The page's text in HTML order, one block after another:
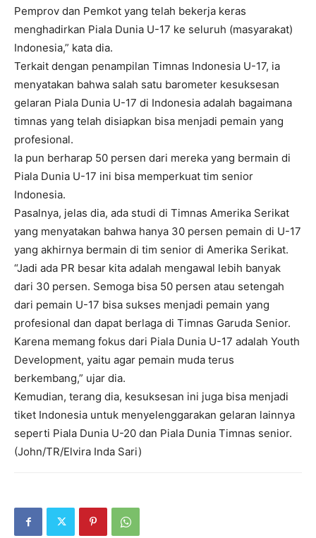
Pemprov dan Pemkot yang telah bekerja keras
menghadirkan Piala Dunia U-17 ke seluruh (masyarakat)
Indonesia,” kata dia.
Terkait dengan penampilan Timnas Indonesia U-17, ia
menyatakan bahwa salah satu barometer kesuksesan
gelaran Piala Dunia U-17 di Indonesia adalah bagaimana
timnas yang telah disiapkan bisa menjadi pemain yang
profesional.
Ia pun berharap 50 persen dari mereka yang bermain di
Piala Dunia U-17 ini bisa memperkuat tim senior
Indonesia.
Pasalnya, jelas dia, ada studi di Timnas Amerika Serikat
yang menyatakan bahwa hanya 30 persen pemain di U-17
yang akhirnya bermain di tim senior di Amerika Serikat.
“Jadi ada PR besar kita adalah mengawal lebih banyak
dari 30 persen. Semoga bisa 50 persen atau setengah
dari pemain U-17 bisa sukses menjadi pemain yang
profesional dan dapat berlaga di Timnas Garuda Senior.
Karena memang fokus dari Piala Dunia U-17 adalah Youth
Development, yaitu agar pemain muda terus
berkembang,” ujar dia.
Kemudian, terang dia, kesuksesan ini juga bisa menjadi
tiket Indonesia untuk menyelenggarakan gelaran lainnya
seperti Piala Dunia U-20 dan Piala Dunia Timnas senior.
(John/TR/Elvira Inda Sari)